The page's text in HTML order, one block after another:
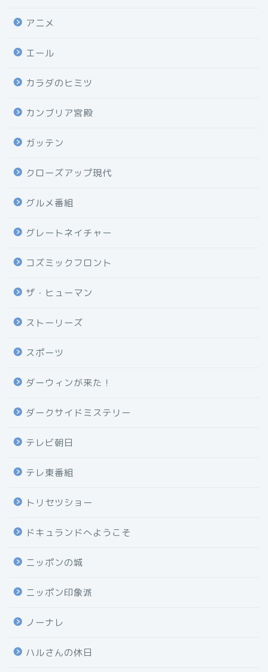
アニメ
エール
カラダのヒミツ
カンブリア宮殿
ガッテン
クローズアップ現代
グルメ番組
グレートネイチャー
コズミックフロント
ザ・ヒューマン
ストーリーズ
スポーツ
ダーウィンが来た！
ダークサイドミステリー
テレビ朝日
テレ東番組
トリセツショー
ドキュランドへようこそ
ニッポンの城
ニッポン印象派
ノーナレ
ハルさんの休日